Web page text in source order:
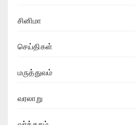
சினிமா
செய்திகள்
மருத்துவம்
வரலாறு